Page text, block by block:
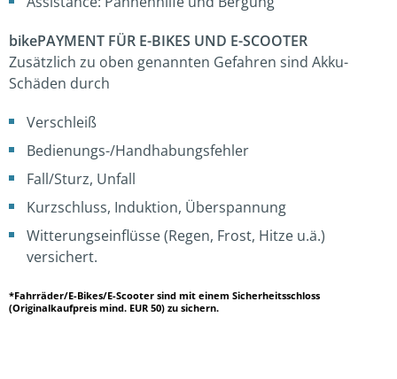
bikePAYMENT FÜR E-BIKES UND E-SCOOTER
Zusätzlich zu oben genannten Gefahren sind Akku-
Schäden durch
Verschleiß
Bedienungs-/Handhabungsfehler
Fall/Sturz, Unfall
Kurzschluss, Induktion, Überspannung
Witterungseinflüsse (Regen, Frost, Hitze u.ä.)
versichert.
*Fahrräder/E-Bikes/E-Scooter sind mit einem Sicherheitsschloss
(Originalkaufpreis mind. EUR 50) zu sichern.